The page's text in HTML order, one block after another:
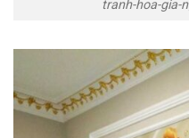
tranh-hoa-gia-